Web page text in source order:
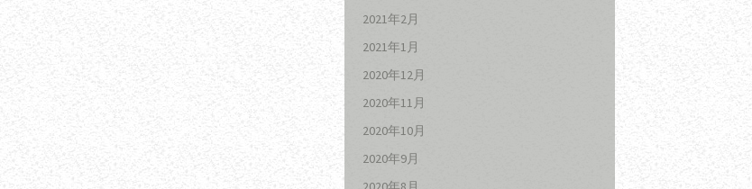
2021年2月
2021年1月
2020年12月
2020年11月
2020年10月
2020年9月